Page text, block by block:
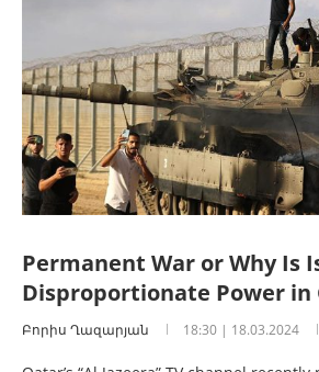
Permanent War or Why Is
Disproportionate Power in
Բորիս Ղազարյան 18:30 | 18.03.2024